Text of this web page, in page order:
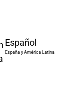
Español
España y América Latina